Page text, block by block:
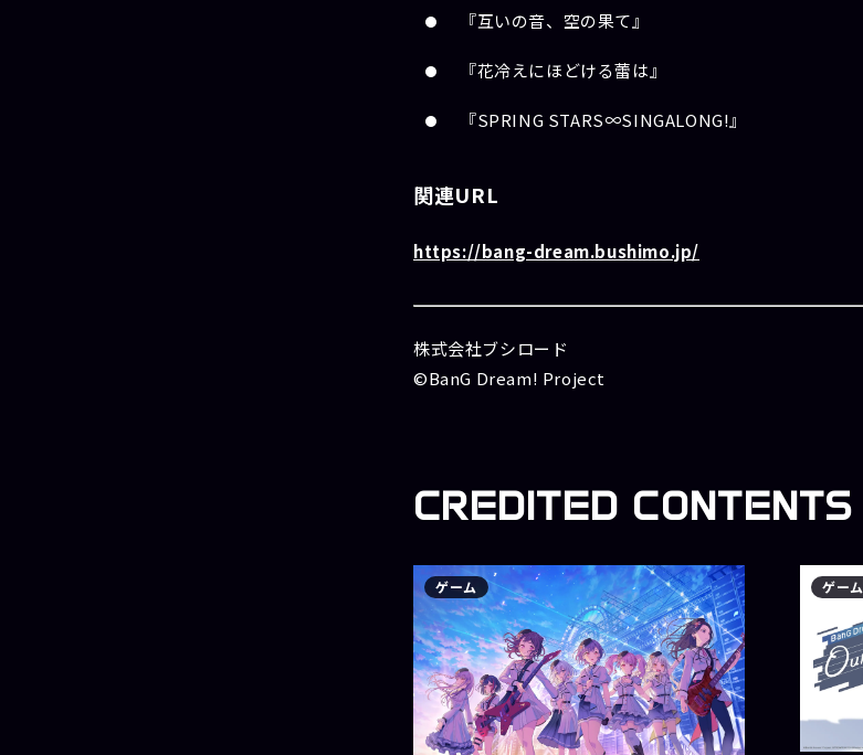
『互いの音、空の果て』
『花冷えにほどける蕾は』
『SPRING STARS∞SINGALONG!』
関連URL
https://bang-dream.bushimo.jp/
株式会社ブシロード
©BanG Dream! Project
CREDITED CONTENTS
ゲーム ゲーム